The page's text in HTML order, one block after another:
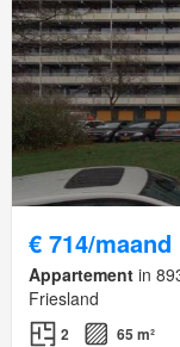
€ 714/maand
Appartement in
Friesland
2
65 m²